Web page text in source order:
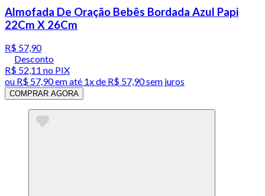
Almofada De Oração Bebês Bordada Azul Papi
22Cm X 26Cm
R$ 57,90
Desconto
R$ 52,11 no PIX
ou R$ 57,90em até 1x de R$ 57,90sem juros
COMPRAR AGORA